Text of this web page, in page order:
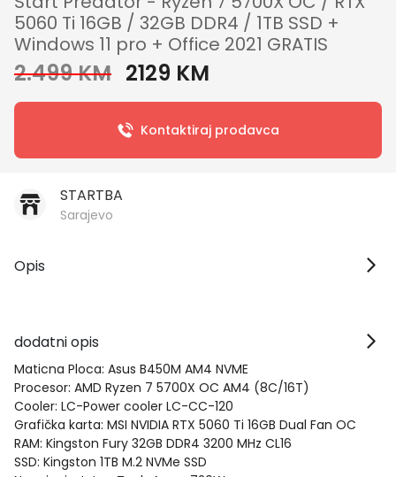
5060 Ti 16GB / 32GB DDR4 / 1TB SSD +
Windows 11 pro + Office 2021 GRATIS
2.499 KM 2129 KM
Kontaktiraj prodavca
STARTBA
Sarajevo
Opis
dodatni opis
Maticna Ploca: Asus B450M AM4 NVME
Procesor: AMD Ryzen 7 5700X OC AM4 (8C/16T)
Cooler: LC-Power cooler LC-CC-120
Grafička karta: MSI NVIDIA RTX 5060 Ti 16GB Dual Fan OC
RAM: Kingston Fury 32GB DDR4 3200 MHz CL16
SSD: Kingston 1TB M.2 NVMe SSD